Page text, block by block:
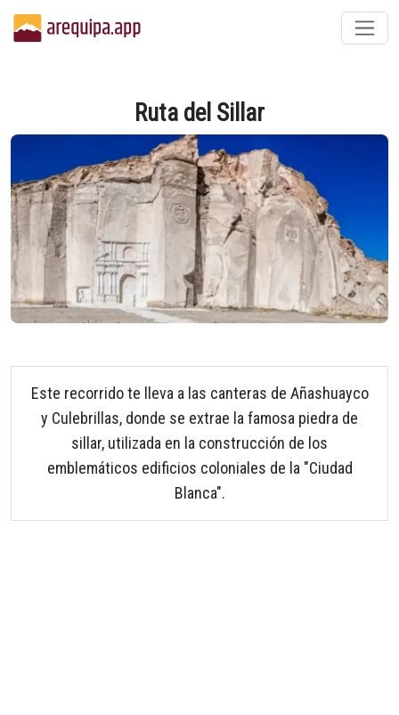
Ruta del Sillar
Este recorrido te lleva a las canteras de Añashuayco
y Culebrillas, donde se extrae la famosa piedra de
sillar, utilizada en la construcción de los
emblemáticos edificios coloniales de la "Ciudad
Blanca".